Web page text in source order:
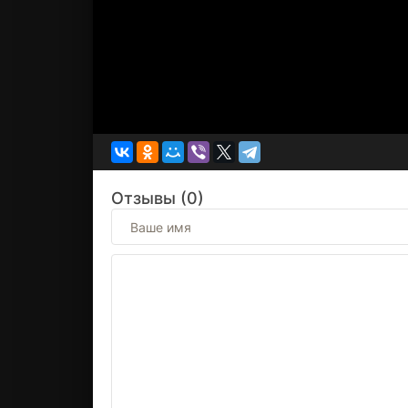
Отзывы (0)